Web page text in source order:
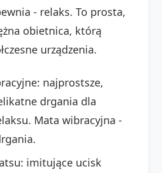
- relaks. To prosta,
obietnica, którą
urządzenia.
najprostsze,
drgania dla
Mata wibracyjna -
imitujące ucisk